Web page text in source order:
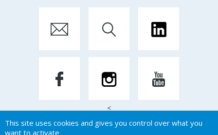
<
This site uses cookies and gives you control over what you
want to activate